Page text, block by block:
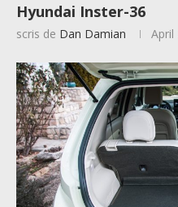
Hyundai Inster-36
scris de Dan Damian April